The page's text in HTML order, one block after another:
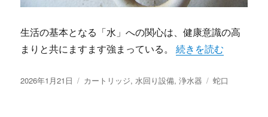
生活の基本となる「水」への関心は、健康意識の高
まりと共にますます強まっている。“安心で美味しい暮
続きを読む
投
2026年1月21日
カ
カートリッジ, 水回り設備,浄水器
タ
蛇口